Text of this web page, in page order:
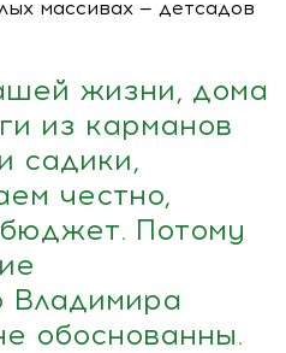
массивах — детсадов
жизни, дома
из карманов
садики,
честно,
Потому
Владимира
обоснованны.